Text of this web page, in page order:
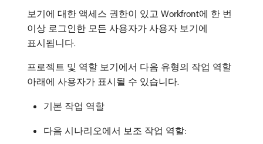
보기에 대한 액세스 권한이 있고 Workfront에 한 번
이상 로그인한 모든 사용자가 사용자 보기에
표시됩니다.
프로젝트 및 역할 보기에서 다음 유형의 작업 역할
아래에 사용자가 표시될 수 있습니다.
기본 작업 역할
다음 시나리오에서 보조 작업 역할: